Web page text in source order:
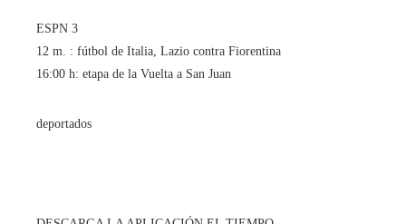
ESPN 3
12 m. : fútbol de Italia, Lazio contra Fiorentina
16:00 h: etapa de la Vuelta a San Juan
deportados